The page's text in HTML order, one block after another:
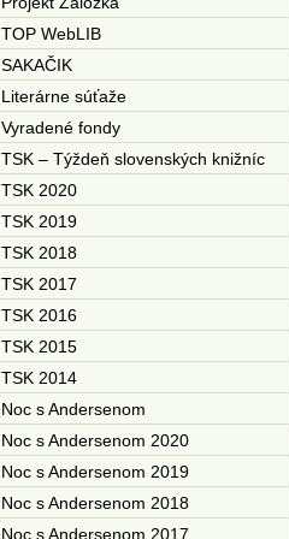
TOP WebLIB
SAKAČIK
Literárne súťaže
Vyradené fondy
TSK – Týždeň slovenských knižníc
TSK 2020
TSK 2019
TSK 2018
TSK 2017
TSK 2016
TSK 2015
TSK 2014
Noc s Andersenom
Noc s Andersenom 2020
Noc s Andersenom 2019
Noc s Andersenom 2018
Noc s Andersenom 2017